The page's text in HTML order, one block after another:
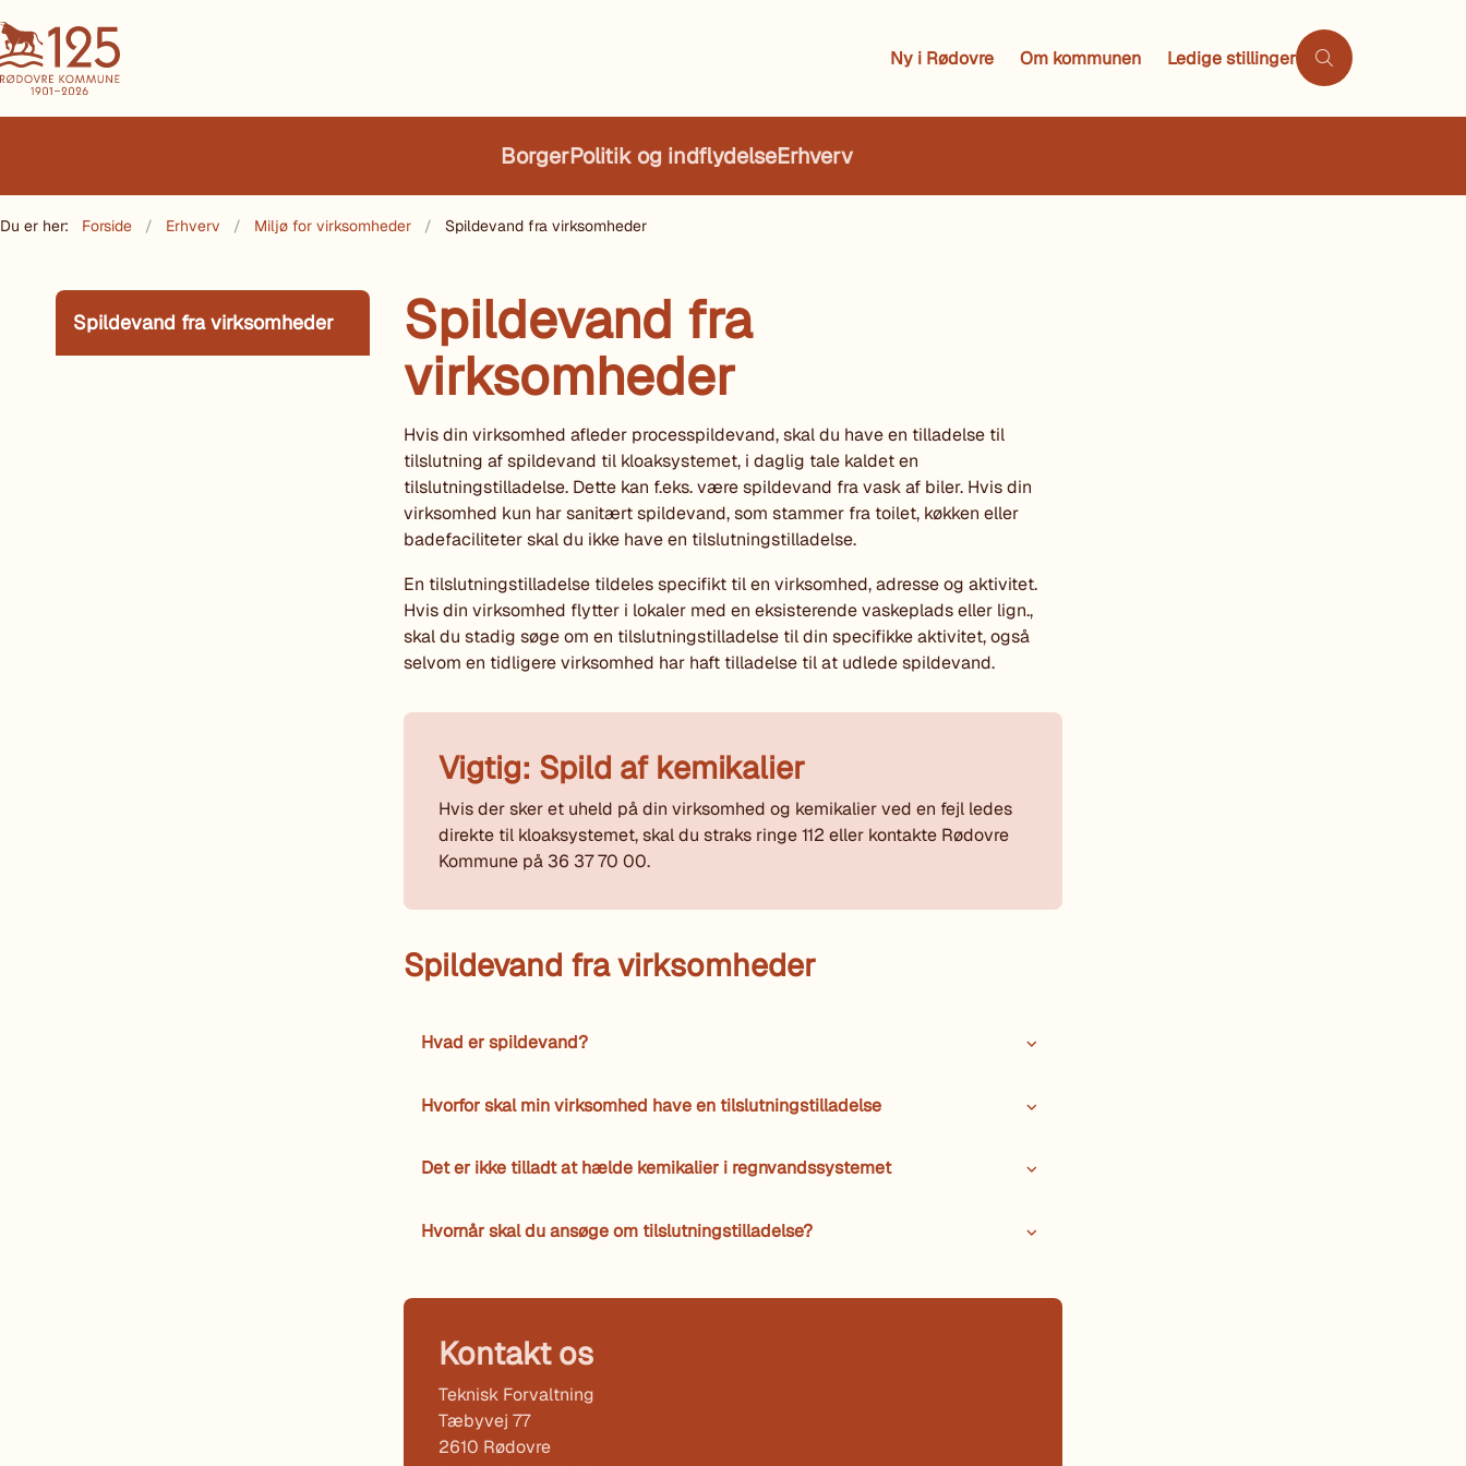
Ny i Rødovre Om kommunen Ledige stillinger
BorgerPolitik og indflydelseErhverv
Du er her: Forside Erhverv Miljø for virksomheder Spildevand fra virksomheder
Spildevand fra virksomheder
Spildevand fra
virksomheder
Hvis din virksomhed afleder processpildevand, skal du have en tilladelse til
tilslutning af spildevand til kloaksystemet, i daglig tale kaldet en
tilslutningstilladelse. Dette kan f.eks. være spildevand fra vask af biler. Hvis din
virksomhed kun har sanitært spildevand, som stammer fra toilet, køkken eller
badefaciliteter skal du ikke have en tilslutningstilladelse.
En tilslutningstilladelse tildeles specifikt til en virksomhed, adresse og aktivitet.
Hvis din virksomhed flytter i lokaler med en eksisterende vaskeplads eller lign.,
skal du stadig søge om en tilslutningstilladelse til din specifikke aktivitet, også
selvom en tidligere virksomhed har haft tilladelse til at udlede spildevand.
Vigtig: Spild af kemikalier
Hvis der sker et uheld på din virksomhed og kemikalier ved en fejl ledes
direkte til kloaksystemet, skal du straks ringe 112 eller kontakte Rødovre
Kommune på 36 37 70 00.
Spildevand fra virksomheder
Hvad er spildevand?
Hvorfor skal min virksomhed have en tilslutningstilladelse
Det er ikke tilladt at hælde kemikalier i regnvandssystemet
Hvornår skal du ansøge om tilslutningstilladelse?
Kontakt os
Teknisk Forvaltning
Tæbyvej 77
2610 Rødovre